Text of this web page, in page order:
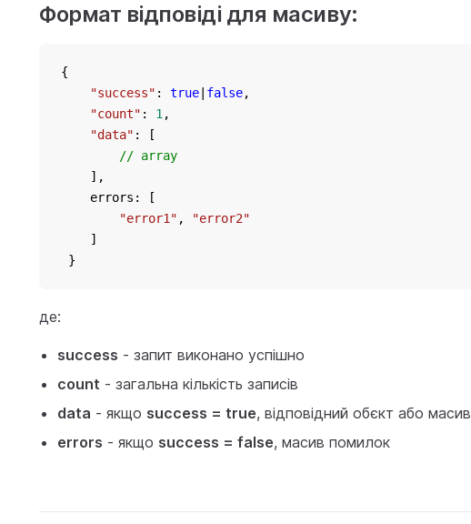
Формат відповіді для масиву:
{
"success" : true false,
"count" : 1 ,
"data" : [
// array
    ],
    errors: [
"error1" ,
"error2"
    ]
}
де:
success - запит виконано успішно
count - загальна кількість записів
data - якщо success = true, відповідний обєкт або масив
errors - якщо success = false, масив помилок